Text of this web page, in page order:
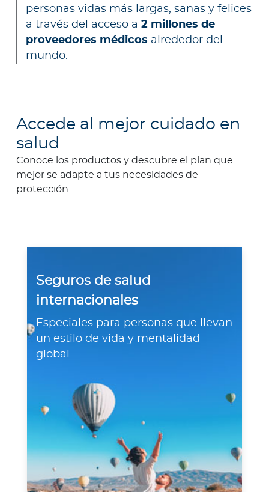
personas vidas más largas, sanas y felices
a través del acceso a 2 millones de
proveedores médicos alrededor del
mundo.
Accede al mejor cuidado en
salud
Conoce los productos y descubre el plan que
mejor se adapte a tus necesidades de
protección.
Seguros de salud
internacionales
Especiales para personas que llevan
un estilo de vida y mentalidad
global.